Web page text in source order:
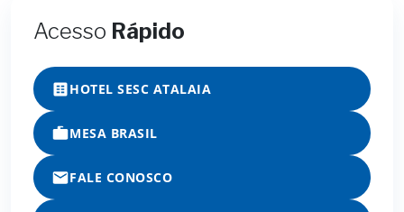
Acesso Rápido
HOTEL SESC ATALAIA
MESA BRASIL
FALE CONOSCO